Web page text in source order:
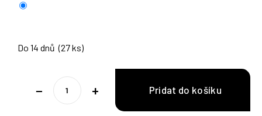
Do 14 dnů (27 ks)
+
−